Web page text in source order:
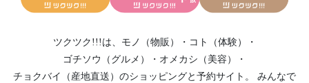
ツクツク!!!は、 モノ（物販） ・ コト（体験）
・
ゴチソウ（グルメ）
・ オメカシ（美容）
・
チョクバイ（産地直送） のショッピングと予約サイト。
みんなで